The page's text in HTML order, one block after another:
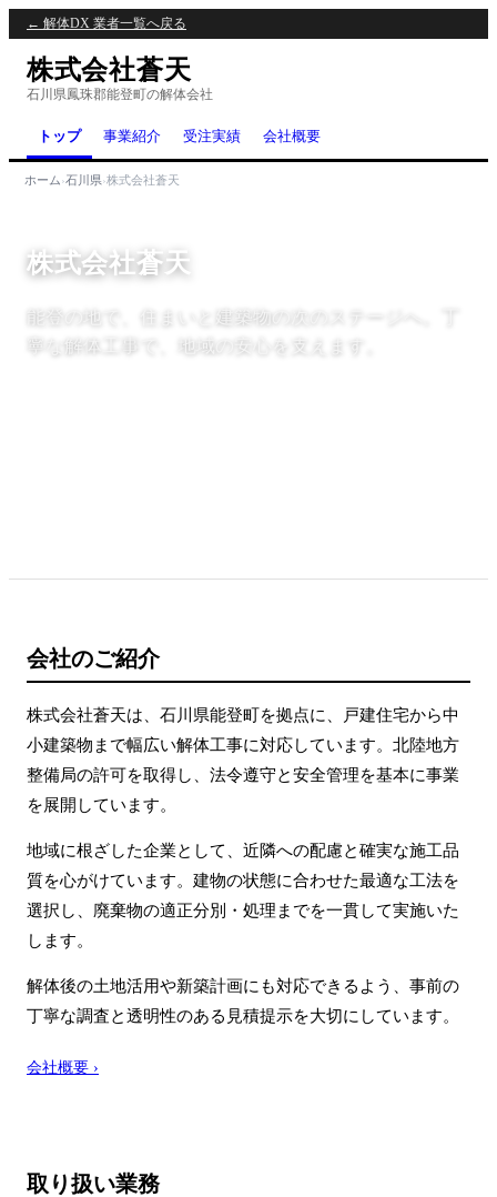
← 解体DX 業者一覧へ戻る
株式会社蒼天
石川県鳳珠郡能登町の解体会社
トップ 事業紹介 受注実績 会社概要
ホーム›石川県›株式会社蒼天
株式会社蒼天
能登の地で、住まいと建築物の次のステージへ。丁
寧な解体工事で、地域の安心を支えます。
会社のご紹介
株式会社蒼天は、石川県能登町を拠点に、戸建住宅から中
小建築物まで幅広い解体工事に対応しています。北陸地方
整備局の許可を取得し、法令遵守と安全管理を基本に事業
を展開しています。
地域に根ざした企業として、近隣への配慮と確実な施工品
質を心がけています。建物の状態に合わせた最適な工法を
選択し、廃棄物の適正分別・処理までを一貫して実施いた
します。
解体後の土地活用や新築計画にも対応できるよう、事前の
丁寧な調査と透明性のある見積提示を大切にしています。
会社概要 ›
取り扱い業務